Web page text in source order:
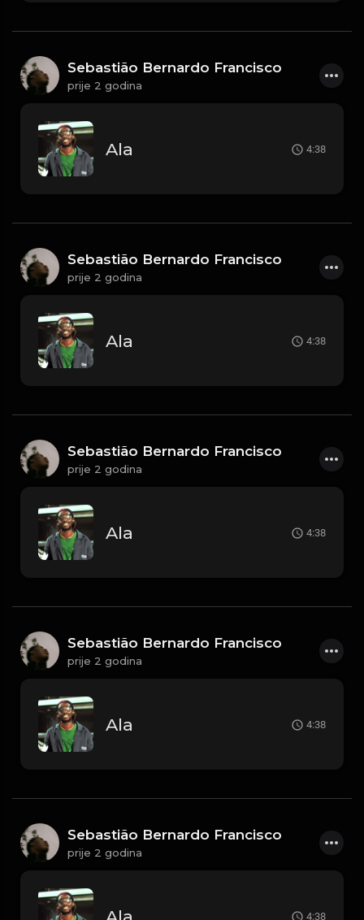
Sebastião Bernardo Francisco
prije 2 godina
Ala 4:38
Sebastião Bernardo Francisco
prije 2 godina
Ala 4:38
Sebastião Bernardo Francisco
prije 2 godina
Ala 4:38
Sebastião Bernardo Francisco
prije 2 godina
Ala 4:38
Sebastião Bernardo Francisco
prije 2 godina
Ala 4:38